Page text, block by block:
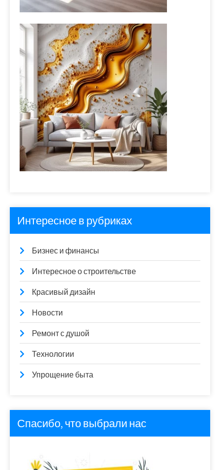
Интересное в рубриках
Бизнес и финансы
Интересное о строительстве
Красивый дизайн
Новости
Ремонт с душой
Технологии
Упрощение быта
Спасибо, что выбрали нас